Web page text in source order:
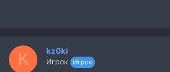
K kz0ki
Игрок Игрок